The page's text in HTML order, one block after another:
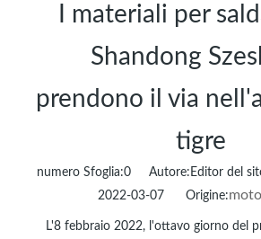
I materiali per
Shandong
prendono il via
tigre
numero Sfoglia:0 Autore:Editor del
2022-03-07 Origine:
L'8 febbraio 2022, l'ottavo giorno del